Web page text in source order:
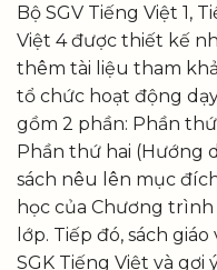
Bộ SGV Tiếng Việt 1,
Việt 4 được thiết kế
thêm tài liệu tham
tổ chức hoạt động
gồm 2 phần: Phần
Phần thứ hai (Hướng
sách nêu lên mục
học của Chương
lớp. Tiếp đó, sách
SGK Tiếng Việt và